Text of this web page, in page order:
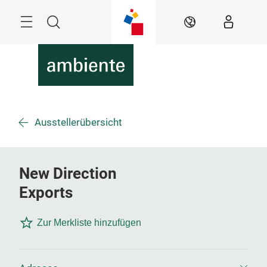
Suche DE
Ausstellerübersicht
New Direction
Exports
Zur Merkliste hinzufügen